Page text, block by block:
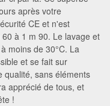
après votre
CE et n'est
à 1 m 90. Le lavage et
moins de 30°C. La
et se fait sur
qualité, sans éléments
apprécié de tous, et
!